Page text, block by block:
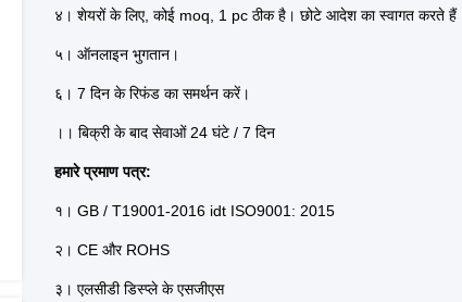
४। शेयरों के लिए, कोई moq, 1 pc ठीक है। छोटे आदेश का स्वागत करते हैं ..
५। ऑनलाइन भुगतान।
६। 7 दिन के रिफंड का समर्थन करें।
।। बिक्री के बाद सेवाओं 24 घंटे / 7 दिन
हमारे प्रमाण पत्र:
१। GB / T19001-2016 idt ISO9001: 2015
२। CE और ROHS
३। एलसीडी डिस्प्ले के एसजीएस